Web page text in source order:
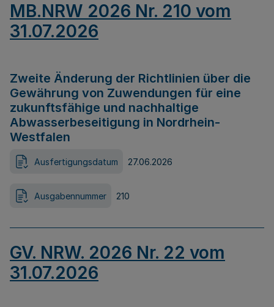
MB.NRW 2026 Nr. 210 vom
31.07.2026
Zweite Änderung der Richtlinien über die
Gewährung von Zuwendungen für eine
zukunftsfähige und nachhaltige
Abwasserbeseitigung in Nordrhein-
Westfalen
Ausfertigungsdatum 27.06.2026
Ausgabennummer 210
GV. NRW. 2026 Nr. 22 vom
31.07.2026